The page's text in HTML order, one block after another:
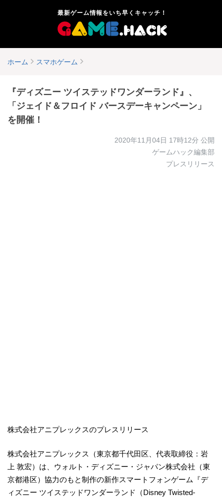
最新ゲーム情報をいち早くキャッチ！
ホーム スマホゲーム
『ディズニー ツイステッドワンダーランド』、
「ジェイド＆フロイド バースデーキャンペーン」
を開催！
2020年11月04日 17時12分 公開
ゲームハック編集部
プレスリリース
株式会社アニプレックスのプレスリリース
株式会社アニプレックス（東京都千代田区、代表取締役：岩
上 敦宏）は、ウォルト・ディズニー・ジャパン株式会社（東
京都港区）協力のもと制作の新作スマートフォンゲーム『デ
ィズニー ツイステッドワンダーランド（Disney Twisted-